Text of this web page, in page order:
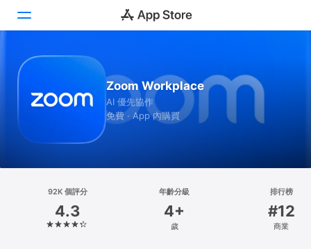
遊戲
Zoom Workplace
AI 優先協作
免費 · App 內購買
92K 個評分
4.3
年齡分級
4+
歲
排行榜
#12
商業